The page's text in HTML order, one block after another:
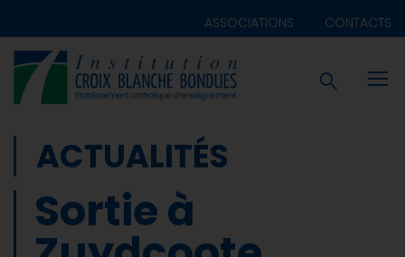
ASSOCIATIONS CONTACTS
ACTUALITÉS
Sortie à